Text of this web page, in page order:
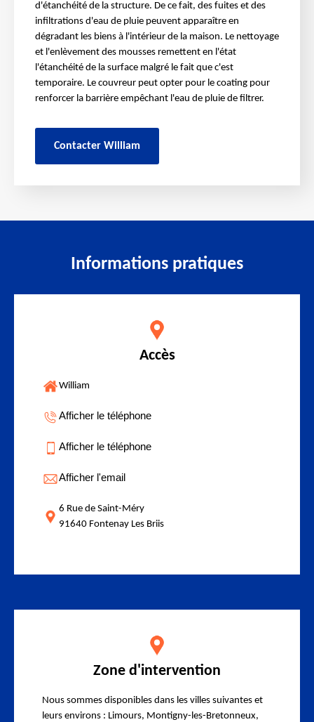
d'étanchéité de la structure. De ce fait, des fuites et des
infiltrations d'eau de pluie peuvent apparaître en
dégradant les biens à l'intérieur de la maison. Le nettoyage
et l'enlèvement des mousses remettent en l'état
l'étanchéité de la surface malgré le fait que c'est
temporaire. Le couvreur peut opter pour le coating pour
renforcer la barrière empêchant l'eau de pluie de filtrer.
Contacter William
Informations pratiques
Accès
William
Afficher le téléphone
Afficher le téléphone
Afficher l'email
6 Rue de Saint-Méry
91640 Fontenay Les Briis
Zone d'intervention
Nous sommes disponibles dans les villes suivantes et
leurs environs : Limours, Montigny-les-Bretonneux,